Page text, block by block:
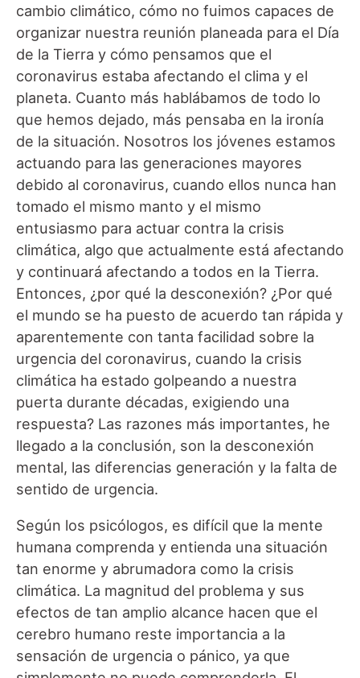
cambio climático, cómo no fuimos capaces de
organizar nuestra reunión planeada para el Día
de la Tierra y cómo pensamos que el
coronavirus estaba afectando el clima y el
planeta. Cuanto más hablábamos de todo lo
que hemos dejado, más pensaba en la ironía
de la situación. Nosotros los jóvenes estamos
actuando para las generaciones mayores
debido al coronavirus, cuando ellos nunca han
tomado el mismo manto y el mismo
entusiasmo para actuar contra la crisis
climática, algo que actualmente está afectando
y continuará afectando a todos en la Tierra.
Entonces, ¿por qué la desconexión? ¿Por qué
el mundo se ha puesto de acuerdo tan rápida y
aparentemente con tanta facilidad sobre la
urgencia del coronavirus, cuando la crisis
climática ha estado golpeando a nuestra
puerta durante décadas, exigiendo una
respuesta? Las razones más importantes, he
llegado a la conclusión, son la desconexión
mental, las diferencias generación y la falta de
sentido de urgencia.
Según los psicólogos, es difícil que la mente
humana comprenda y entienda una situación
tan enorme y abrumadora como la crisis
climática. La magnitud del problema y sus
efectos de tan amplio alcance hacen que el
cerebro humano reste importancia a la
sensación de urgencia o pánico, ya que